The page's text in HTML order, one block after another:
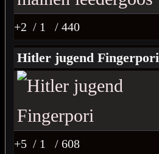
+2 / 1 / 440
Hitler jugend Fingerpori
+5 / 1 / 608